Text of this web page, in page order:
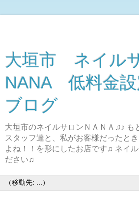
大垣市 ネイル
NANA 低料金設
ブログ
大垣市のネイルサロンＮＡＮＡ♫♪ も
スタッフ達と、私がお客様だったと
よね！！を形にしたお店です♫ ネイ
ださい♫